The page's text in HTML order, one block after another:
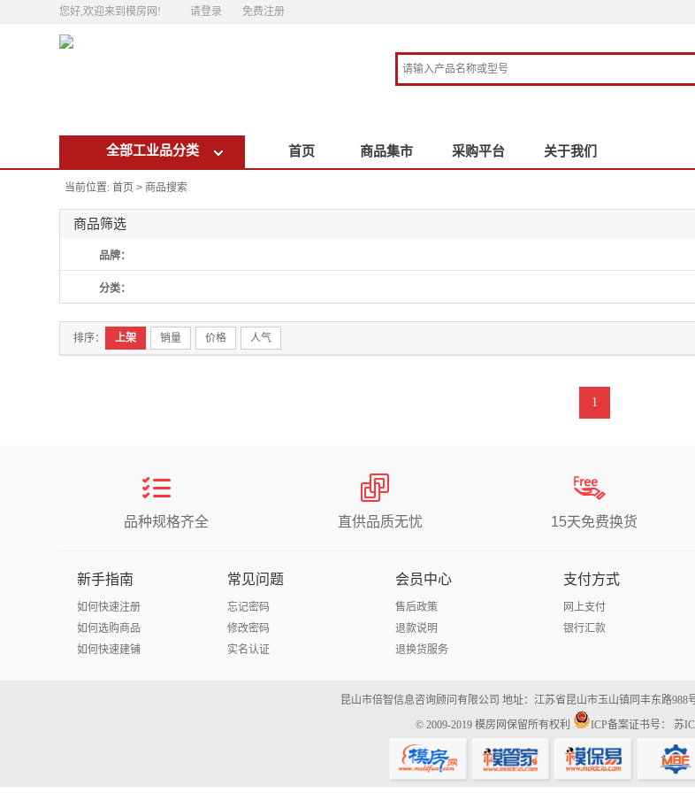
您好,欢迎来到模房网! 请登录 免费注册
全部工业品分类 首页 商品集市 采购平台 关于我们
当前位置: 首页 > 商品搜索
商品筛选
品牌：
分类：
排序： 上架 销量 价格 人气
1
品种规格齐全 直供品质无忧 15天免费换货
新手指南
如何快速注册
如何选购商品
如何快速建铺
常见问题
忘记密码
修改密码
实名认证
会员中心
售后政策
退款说明
退换货服务
支付方式
网上支付
银行汇款
昆山市倍智信息咨询顾问有限公司 地址：江苏省昆山市玉山镇同丰东路988
© 2009-2019 模房网保留所有权利 ICP备案证书号： 苏